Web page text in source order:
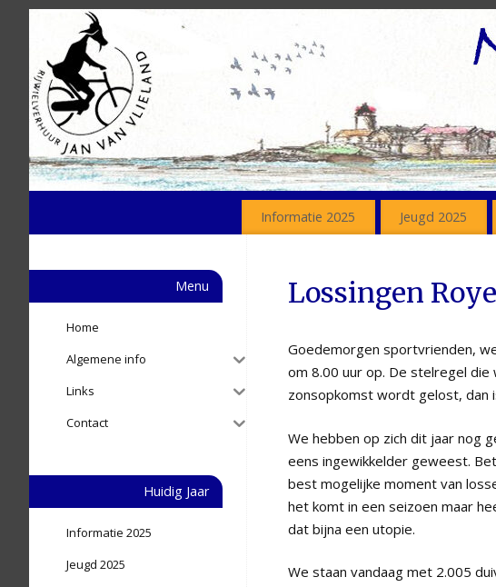
Informatie 2025 Jeugd 2025
Lossingen
Goedemorgen sportvrienden,
om 8.00 uur op. De stelregel die
zonsopkomst wordt gelost, dan
We hebben op zich dit jaar nog
eens ingewikkelder geweest.
best mogelijke moment van
het komt in een seizoen maar
dat bijna een utopie.
We staan vandaag met 2.005
Menu
Home
Algemene info
Links
Contact
Huidig Jaar
Informatie 2025
Jeugd 2025